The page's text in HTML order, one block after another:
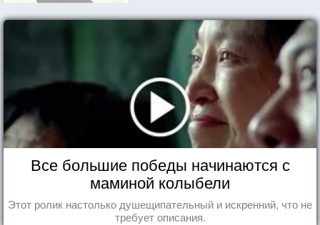
Все большие победы начинаются с
маминой колыбели
Этот ролик настолько душещипательный и искренний, что не
требует описания.